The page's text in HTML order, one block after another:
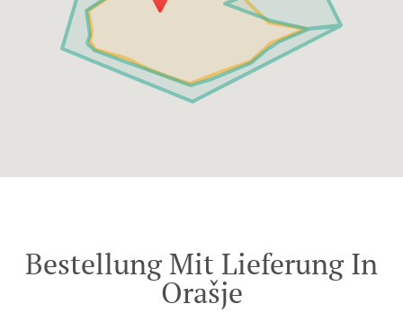
Bestellung Mit Lieferung In
Orašje